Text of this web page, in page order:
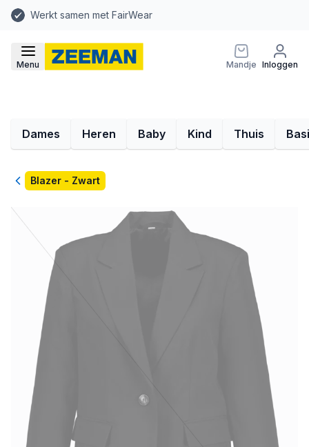
Werkt samen met FairWear
Menu Mandje Inloggen
Dames Heren Baby Kind Thuis
TerugBlazer - Zwart